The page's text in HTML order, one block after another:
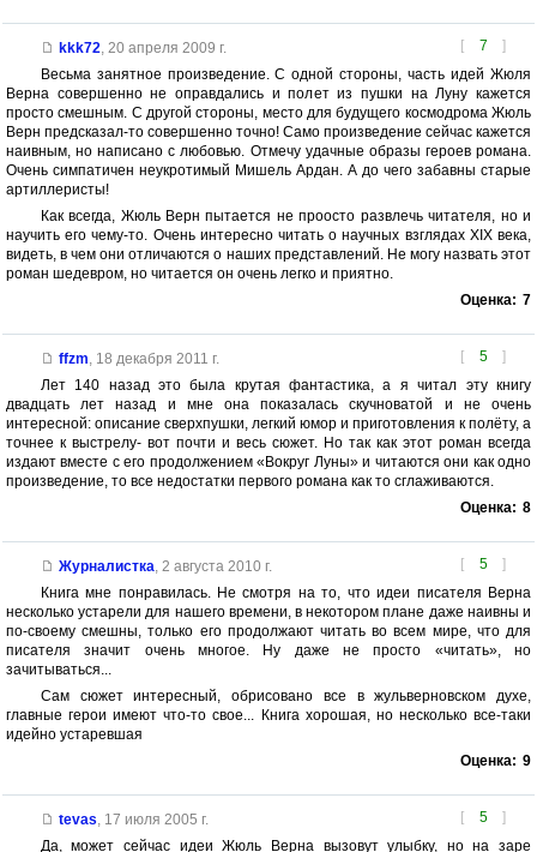
[ 7 ]
kkk72, 20 апреля 2009 г.
Весьма занятное произведение. С одной стороны, часть идей Жюля
Верна совершенно не оправдались и полет из пушки на Луну кажется
просто смешным. С другой стороны, место для будущего космодрома Жюль
Верн предсказал-то совершенно точно! Само произведение сейчас кажется
наивным, но написано с любовью. Отмечу удачные образы героев романа.
Очень симпатичен неукротимый Мишель Ардан. А до чего забавны старые
артиллеристы!
Как всегда, Жюль Верн пытается не проосто развлечь читателя, но и
научить его чему-то. Очень интересно читать о научных взглядах XIX века,
видеть, в чем они отличаются о наших представлений. Не могу назвать этот
роман шедевром, но читается он очень легко и приятно.
Оценка: 7
[ 5 ]
ffzm, 18 декабря 2011 г.
Лет 140 назад это была крутая фантастика, а я читал эту книгу
двадцать лет назад и мне она показалась скучноватой и не очень
интересной: описание сверхпушки, легкий юмор и приготовления к полёту, а
точнее к выстрелу- вот почти и весь сюжет. Но так как этот роман всегда
издают вместе с его продолжением «Вокруг Луны» и читаются они как одно
произведение, то все недостатки первого романа как то сглаживаются.
Оценка: 8
[ 5 ]
Журналистка, 2 августа 2010 г.
Книга мне понравилась. Не смотря на то, что идеи писателя Верна
несколько устарели для нашего времени, в некотором плане даже наивны и
по-своему смешны, только его продолжают читать во всем мире, что для
писателя значит очень многое. Ну даже не просто «читать», но
зачитываться...
Сам сюжет интересный, обрисовано все в жульверновском духе,
главные герои имеют что-то свое... Книга хорошая, но несколько все-таки
идейно устаревшая
Оценка: 9
[ 5 ]
tevas, 17 июля 2005 г.
Да, может сейчас идеи Жюль Верна вызовут улыбку, но на заре